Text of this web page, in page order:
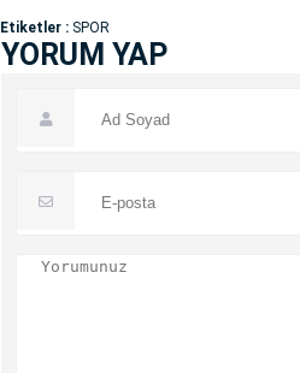
Etiketler : SPOR
YORUM YAP